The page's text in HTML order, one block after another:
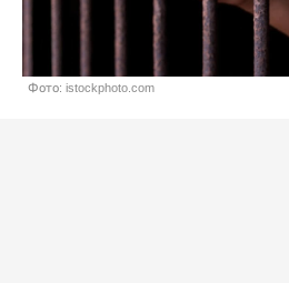
Фото: istockphoto.com